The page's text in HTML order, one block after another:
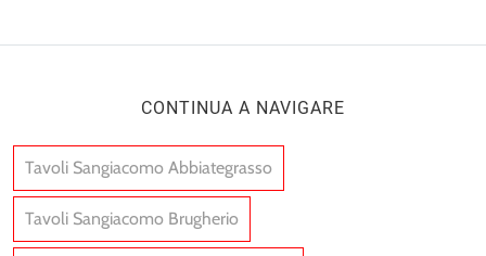
CONTINUA A NAVIGARE
Tavoli Sangiacomo Abbiategrasso
Tavoli Sangiacomo Brugherio